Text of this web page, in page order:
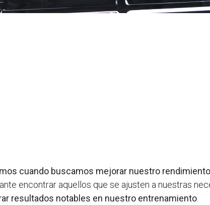
cuando buscamos mejorar nuestro
encontrar aquellos que se ajusten a nuestras
resultados notables en nuestro entrenamiento